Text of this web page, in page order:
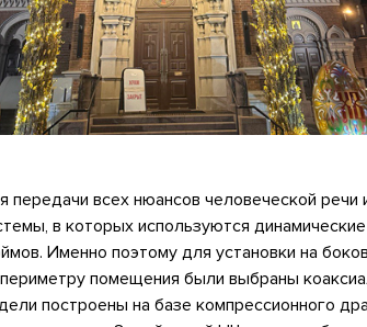
передачи всех нюансов человеческой речи
в которых используются
Именно поэтому для установки на
помещения были выбраны
построены на базе компрессионного